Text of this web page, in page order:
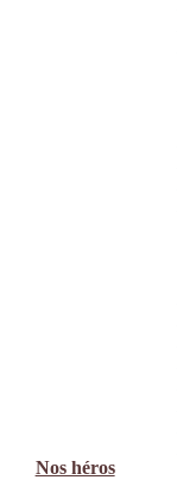
Nos héros